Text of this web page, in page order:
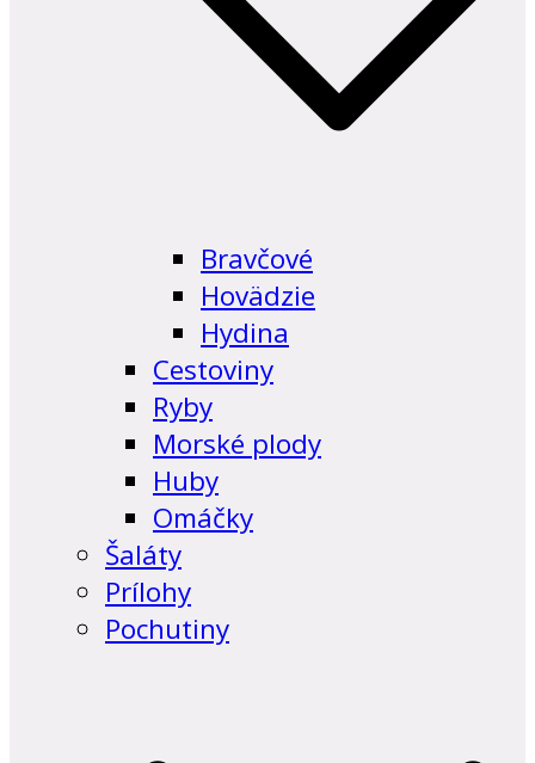
Bravčové
Hovädzie
Hydina
Cestoviny
Ryby
Morské plody
Huby
Omáčky
Šaláty
Prílohy
Pochutiny